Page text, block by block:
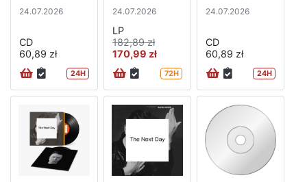
24.07.2026
CD
60,89 zł
24H
24.07.2026
LP
182,89 zł
170,99 zł
72H
24.07.2026
CD
60,89 zł
24H